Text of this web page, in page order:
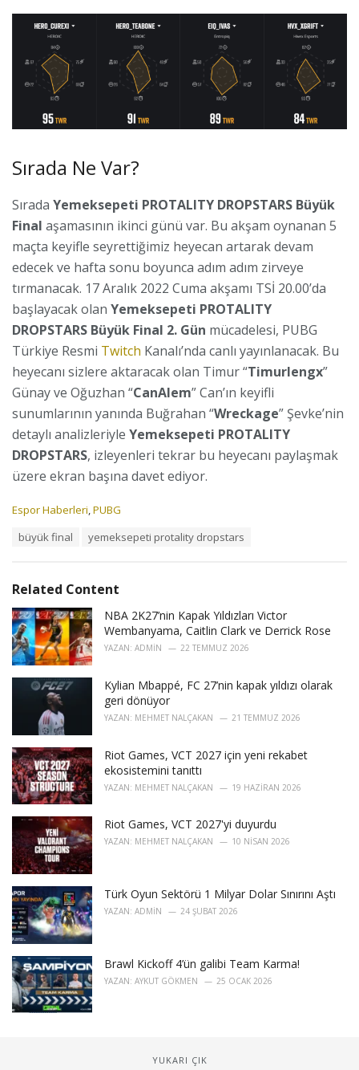
Sırada Ne Var?
Sırada Yemeksepeti PROTALITY DROPSTARS Büyük
Final aşamasının ikinci günü var. Bu akşam oynanan 5
maçta keyifle seyrettiğimiz heyecan artarak devam
edecek ve hafta sonu boyunca adım adım zirveye
tırmanacak. 17 Aralık 2022 Cuma akşamı TSİ 20.00’da
başlayacak olan Yemeksepeti PROTALITY
DROPSTARS Büyük Final 2. Gün mücadelesi, PUBG
Türkiye Resmi Twitch Kanalı’nda canlı yayınlanacak. Bu
heyecanı sizlere aktaracak olan Timur “Timurlengx”
Günay ve Oğuzhan “CanAlem” Can’ın keyifli
sunumlarının yanında Buğrahan “Wreckage” Şevke’nin
detaylı analizleriyle Yemeksepeti PROTALITY
DROPSTARS, izleyenleri tekrar bu heyecanı paylaşmak
üzere ekran başına davet ediyor.
C
o
r
i
e
s
:
Espor Haberleri,PUBG
:
büyük final yemeksepeti protality dropstars
Related Content
NBA 2K27’nin Kapak Yıldızları Victor
Wembanyama, Caitlin Clark ve Derrick Rose
YAZAN: ADMIN 22 TEMMUZ 2026
Kylian Mbappé, FC 27’nin kapak yıldızı olarak
geri dönüyor
YAZAN: MEHMET NALÇAKAN 21 TEMMUZ 2026
Riot Games, VCT 2027 için yeni rekabet
ekosistemini tanıttı
YAZAN: MEHMET NALÇAKAN 19 HAZIRAN 2026
Riot Games, VCT 2027'yi duyurdu
YAZAN: MEHMET NALÇAKAN 10 NISAN 2026
Türk Oyun Sektörü 1 Milyar Dolar Sınırını Aştı
YAZAN: ADMIN 24 ŞUBAT 2026
Brawl Kickoff 4’ün galibi Team Karma!
YAZAN: AYKUT GÖKMEN 25 OCAK 2026
YUKARI ÇIK